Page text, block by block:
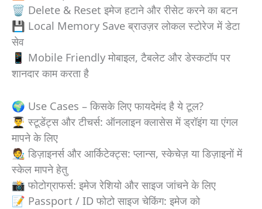
🗑️ Delete & Reset इमेज हटाने और रीसेट करने का बटन
💾 Local Memory Save ब्राउज़र लोकल स्टोरेज में डेटा
सेव
📱 Mobile Friendly मोबाइल, टैबलेट और डेस्कटॉप पर
शानदार काम करता है
🌍 Use Cases – किसके लिए फायदेमंद है ये टूल?
👨‍🎓 स्टूडेंट्स और टीचर्स: ऑनलाइन क्लासेस में ड्रॉइंग या एंगल
मापने के लिए
🧑‍🎨 डिज़ाइनर्स और आर्किटेक्ट्स: प्लान्स, स्केचेज़ या डिज़ाइनों में
स्केल मापने हेतु
📸 फोटोग्राफर्स: इमेज रेशियो और साइज जांचने के लिए
📝 Passport / ID फोटो साइज चेकिंग: इमेज को